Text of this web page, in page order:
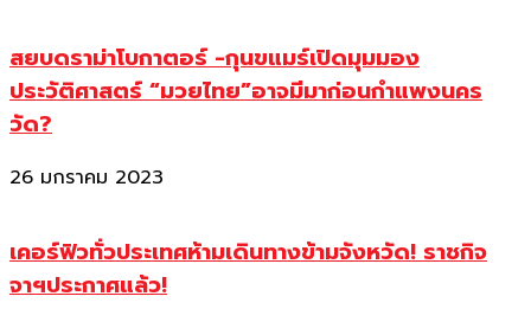
สยบดราม่าโบกาตอร์ -กุนขแมร์เปิดมุมมอง
ประวัติศาสตร์ “มวยไทย”อาจมีมาก่อนกำแพงนคร
วัด?
26 มกราคม 2023
เคอร์ฟิวทั่วประเทศห้ามเดินทางข้ามจังหวัด! ราชกิจ
จาฯประกาศแล้ว!